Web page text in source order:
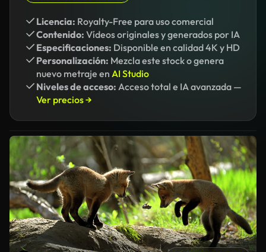
Licencia: Royalty-Free para uso comercial
Contenido: Vídeos originales y generados por IA
Especificaciones: Disponible en calidad 4K y HD
Personalización: Mezcla este stock o genera
nuevo metraje en AI Studio
Niveles de acceso: Acceso total e IA avanzada —
Ver precios →